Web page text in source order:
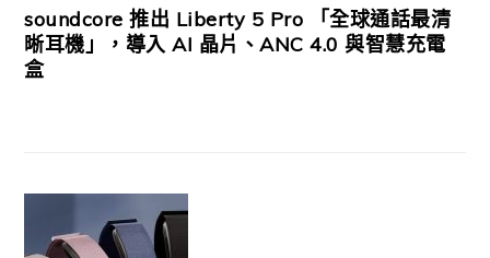
soundcore 推出 Liberty 5 Pro 「全球通話最清
晰耳機」，導入 AI 晶片、ANC 4.0 與智慧充電
盒